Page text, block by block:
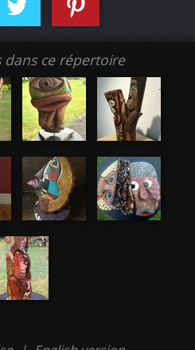
ce répertoire